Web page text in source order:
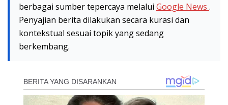
berbagai sumber tepercaya melalui Google News .
Penyajian berita dilakukan secara kurasi dan
kontekstual sesuai topik yang sedang
berkembang.